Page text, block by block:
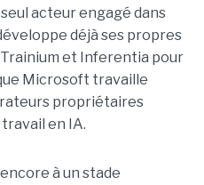
seul acteur engagé dans
déjà ses propres
et Inferentia pour
Microsoft travaille
propriétaires
en IA.
à un stade